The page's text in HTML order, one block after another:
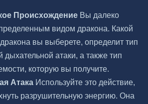
Происхождение Вы далеко
видом дракона. Какой
вы выберете, определит тип
атаки, а также тип
которую вы получите.
Атака Используйте это действие,
разрушительную энергию. Она